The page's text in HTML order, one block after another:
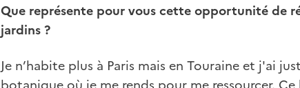
Que représente pour vous cette opportunité de
jardins ?
Je n’habite plus à Paris mais en Touraine et j'ai